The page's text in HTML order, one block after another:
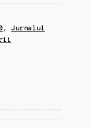
, Jurnalul